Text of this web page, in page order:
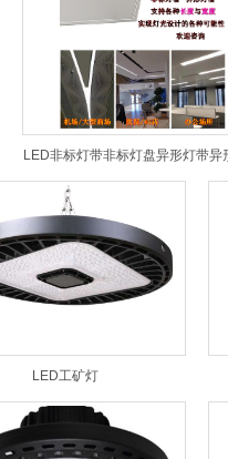
LED非标灯带非标灯盘异形灯带异
LED工矿灯